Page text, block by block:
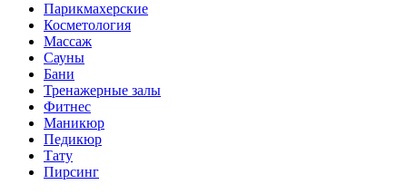
Парикмахерские
Косметология
Массаж
Сауны
Бани
Тренажерные залы
Фитнес
Маникюр
Педикюр
Тату
Пирсинг